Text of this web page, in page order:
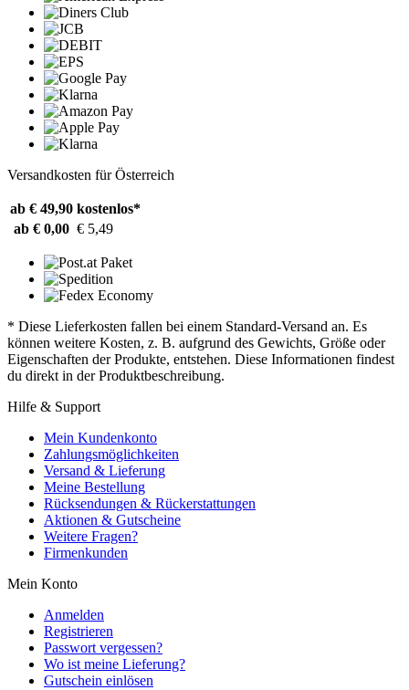
Versandkosten für Österreich
ab € 49,90 kostenlos*
ab € 0,00 € 5,49
* Diese Lieferkosten fallen bei einem Standard-Versand an. Es
können weitere Kosten, z. B. aufgrund des Gewichts, Größe oder
Eigenschaften der Produkte, entstehen. Diese Informationen findest
du direkt in der Produktbeschreibung.
Hilfe & Support
Mein Kundenkonto
Zahlungsmöglichkeiten
Versand & Lieferung
Meine Bestellung
Rücksendungen & Rückerstattungen
Aktionen & Gutscheine
Weitere Fragen?
Firmenkunden
Mein Konto
Anmelden
Registrieren
Passwort vergessen?
Wo ist meine Lieferung?
Gutschein einlösen